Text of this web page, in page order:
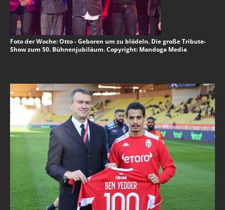
Foto der Woche: Otto - Geboren um zu blödeln. Die große Tribute-
Show zum 50. Bühnenjubiläum. Copyright: Mandoga Media